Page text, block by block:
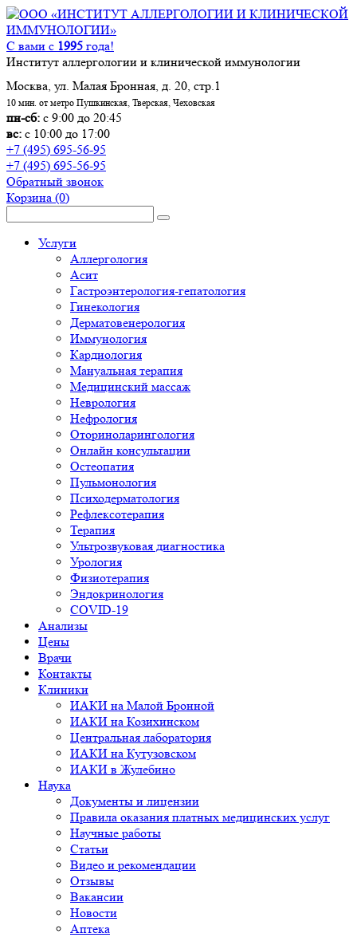
С вами с 1995 года!
Институт аллергологии и клинической иммунологии
Москва, ул. Малая Бронная, д. 20, стр.1
10 мин. от метро Пушкинская, Тверская, Чеховская
пн-сб: с 9:00 до 20:45
вс: с 10:00 до 17:00
+7 (495) 695-56-95
+7 (495) 695-56-95
Обратный звонок
Корзина (0)
Услуги
Аллергология
Асит
Гастроэнтерология-гепатология
Гинекология
Дерматовенерология
Иммунология
Кардиология
Мануальная терапия
Медицинский массаж
Неврология
Нефрология
Оториноларингология
Онлайн консультации
Остеопатия
Пульмонология
Психодерматология
Рефлексотерапия
Терапия
Ультрозвуковая диагностика
Урология
Физиотерапия
Эндокринология
COVID-19
Анализы
Цены
Врачи
Контакты
Клиники
ИАКИ на Малой Бронной
ИАКИ на Козихинском
Центральная лаборатория
ИАКИ на Кутузовском
ИАКИ в Жулебино
Наука
Документы и лицензии
Правила оказания платных медицинских услуг
Научные работы
Статьи
Видео и рекомендации
Отзывы
Вакансии
Новости
Аптека